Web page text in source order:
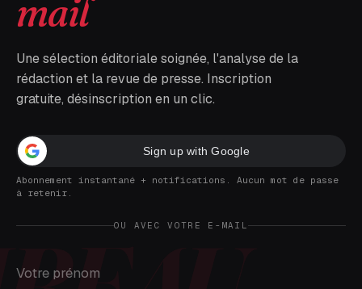
mail
Une sélection éditoriale soignée, l'analyse de la
rédaction et la revue de presse. Inscription
gratuite, désinscription en un clic.
Sign up with Google
Abonnement instantané + notifications. Aucun mot de passe
à retenir.
OU AVEC VOTRE E-MAIL